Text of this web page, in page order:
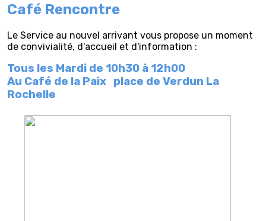
Café Rencontre
Le Service au nouvel arrivant vous propose un moment
de convivialité, d'accueil et d'information :
Tous les Mardi de 10h30 à 12h00
Au Café de la Paix place de Verdun La
Rochelle